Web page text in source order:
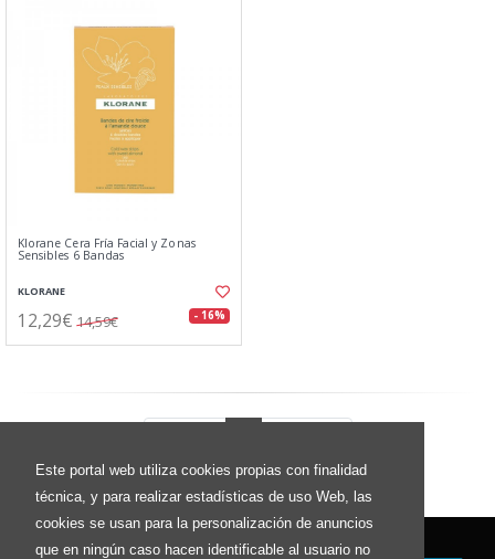
Este portal web utiliza cookies propias con finalidad
técnica, y para realizar estadísticas de uso Web, las
cookies se usan para la personalización de anuncios
que en ningún caso hacen identificable al usuario no
Klorane Cera Fría Facial y Zonas
Sensibles 6 Bandas
KLORANE
12,29€ 14,59€ - 16%